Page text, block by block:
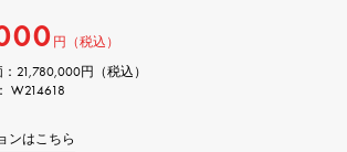
円（税込）
21,780,000円（税込）
W214618
ンはこちら